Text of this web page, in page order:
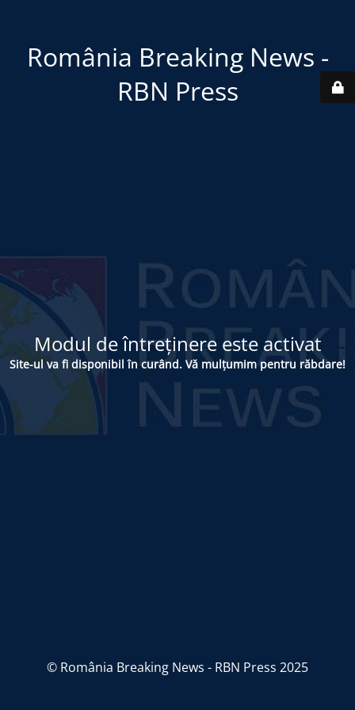
România Breaking News -
RBN Press
Modul de întreținere este activat
Site-ul va fi disponibil în curând. Vă mulțumim pentru răbdare!
© România Breaking News - RBN Press 2025